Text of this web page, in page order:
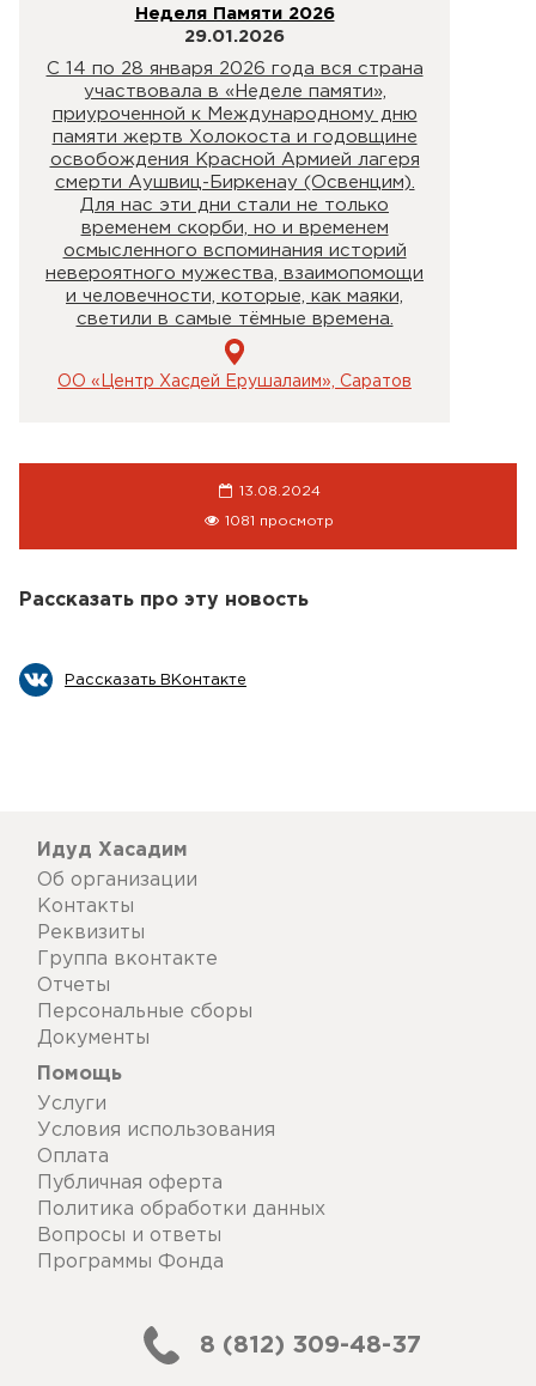
Неделя Памяти 2026
29.01.2026
С 14 по 28 января 2026 года вся страна
участвовала в «Неделе памяти»,
приуроченной к Международному дню
памяти жертв Холокоста и годовщине
освобождения Красной Армией лагеря
смерти Аушвиц-Биркенау (Освенцим).
Для нас эти дни стали не только
временем скорби, но и временем
осмысленного вспоминания историй
невероятного мужества, взаимопомощи
и человечности, которые, как маяки,
светили в самые тёмные времена.
ОО «Центр Хасдей Ерушалаим», Саратов
13.08.2024
1081 просмотр
Рассказать про эту новость
Рассказать ВКонтакте
Идуд Хасадим
Об организации
Контакты
Реквизиты
Группа вконтакте
Отчеты
Персональные сборы
Документы
Помощь
Услуги
Условия использования
Оплата
Публичная оферта
Политика обработки данных
Вопросы и ответы
Программы Фонда
8 (812) 309-48-37